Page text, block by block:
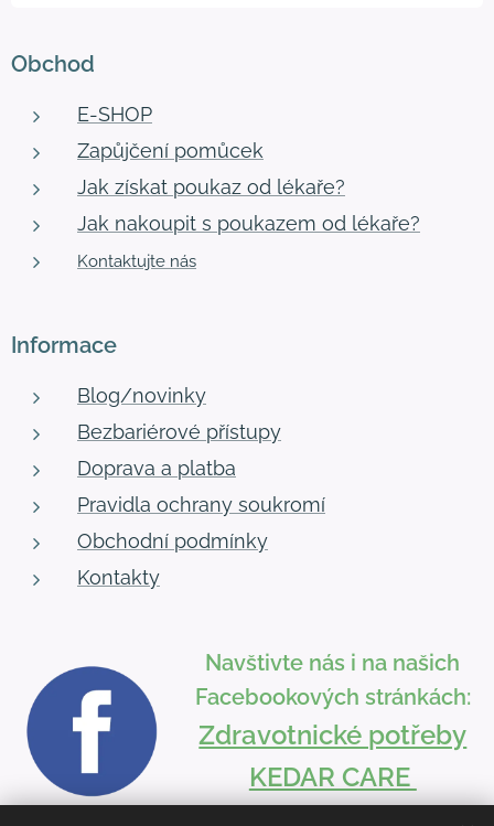
Obchod
E-SHOP
Zapůjčení pomůcek
Jak získat poukaz od lékaře?
Jak nakoupit s poukazem od lékaře?
Kontaktujte nás
Informace
Blog/novinky
Bezbariérové přístupy
Doprava a platba
Pravidla ochrany soukromí
Obchodní podmínky
Kontakty
Navštivte nás i na našich
Facebookových stránkách:
Zdravotnické potřeby
KEDAR CARE